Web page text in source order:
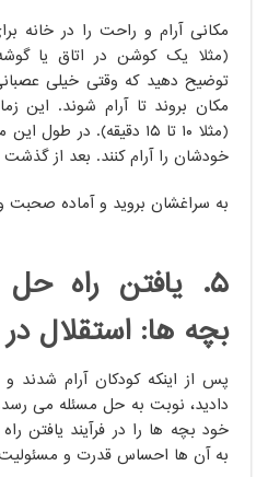
مکانی آرام و راحت را در خانه
(مثلاً یک کوشن در اتاق یا
توضیح دهید که وقتی خیلی
مکان بروند تا آرام شوند. این
(مثلاً ۱۰ تا ۱۵ دقیقه). در
خودشان را آرام کنند. بعد از گذشت
به سراغشان بروید و آماده
۵. یافتن راه
بچه ها: استقلال
پس از اینکه کودکان آرام
دادید، نوبت به حل مسئله می
خود بچه ها را در فرآیند یافتن
به آن ها احساس قدرت و